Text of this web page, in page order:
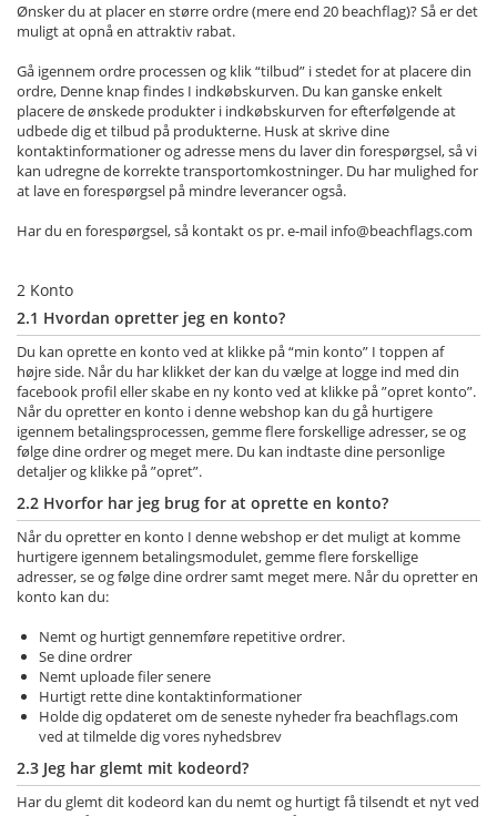
Ønsker du at placer en større ordre (mere end 20 beachflag)? Så er det
muligt at opnå en attraktiv rabat.
Gå igennem ordre processen og klik “tilbud” i stedet for at placere din
ordre, Denne knap findes I indkøbskurven. Du kan ganske enkelt
placere de ønskede produkter i indkøbskurven for efterfølgende at
udbede dig et tilbud på produkterne. Husk at skrive dine
kontaktinformationer og adresse mens du laver din forespørgsel, så vi
kan udregne de korrekte transportomkostninger. Du har mulighed for
at lave en forespørgsel på mindre leverancer også.
Har du en forespørgsel, så kontakt os pr. e-mail info@beachflags.com
2 Konto
2.1 Hvordan opretter jeg en konto?
Du kan oprette en konto ved at klikke på “min konto” I toppen af
højre side. Når du har klikket der kan du vælge at logge ind med din
facebook profil eller skabe en ny konto ved at klikke på ”opret konto”.
Når du opretter en konto i denne webshop kan du gå hurtigere
igennem betalingsprocessen, gemme flere forskellige adresser, se og
følge dine ordrer og meget mere. Du kan indtaste dine personlige
detaljer og klikke på ”opret”.
2.2 Hvorfor har jeg brug for at oprette en konto?
Når du opretter en konto I denne webshop er det muligt at komme
hurtigere igennem betalingsmodulet, gemme flere forskellige
adresser, se og følge dine ordrer samt meget mere. Når du opretter en
konto kan du:
Nemt og hurtigt gennemføre repetitive ordrer.
Se dine ordrer
Nemt uploade filer senere
Hurtigt rette dine kontaktinformationer
Holde dig opdateret om de seneste nyheder fra beachflags.com
ved at tilmelde dig vores nyhedsbrev
2.3 Jeg har glemt mit kodeord?
Har du glemt dit kodeord kan du nemt og hurtigt få tilsendt et nyt ved